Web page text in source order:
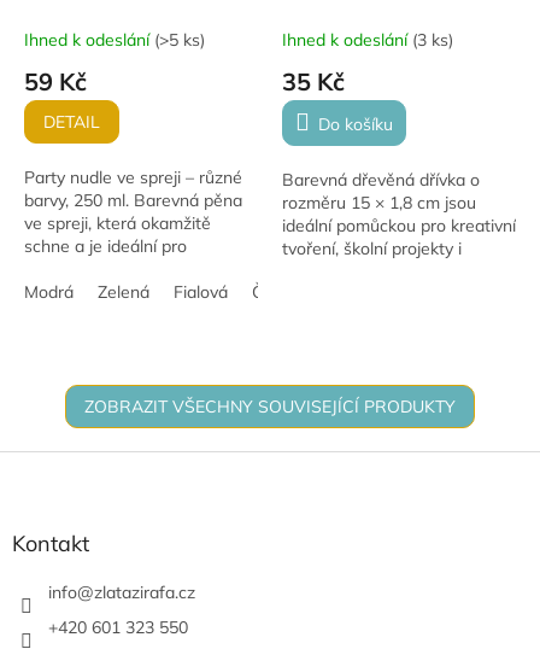
Ihned k odeslání (>5 ks)
59 Kč
DETAIL
Party nudle ve spreji – různé
barvy, 250 ml. Barevná pěna
ve spreji, která okamžitě
schne a je ideální pro
Modrá
Zelená Fialová Červená
Ihned k odeslání (3 ks)
35 Kč
Do košíku
Barevná dřevěná dřívka o
rozměru 15 × 1,8 cm jsou
ideální pomůckou pro kreativní
tvoření, školní projekty i
ZOBRAZIT VŠECHNY SOUVISEJÍCÍ PRODUKTY
Z
Kontakt
info@zlatazirafa.cz
+420 601 323 550